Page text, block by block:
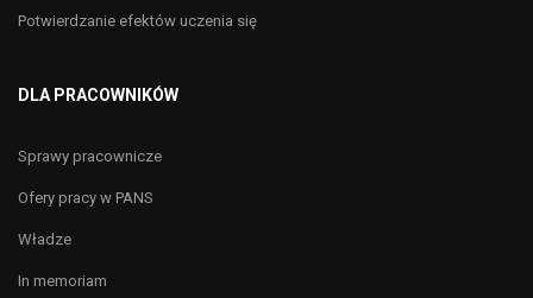
Potwierdzanie efektów uczenia się
DLA PRACOWNIKÓW
Sprawy pracownicze
Ofery pracy w PANS
Władze
In memoriam